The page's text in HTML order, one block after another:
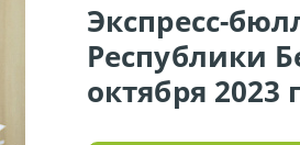
Экспресс-
Республики
октября 2023